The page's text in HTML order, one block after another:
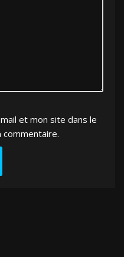
et mon site dans le
commentaire.